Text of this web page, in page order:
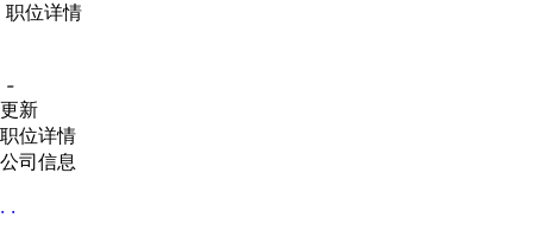
职位详情
-
更新
职位详情
公司信息
· ·